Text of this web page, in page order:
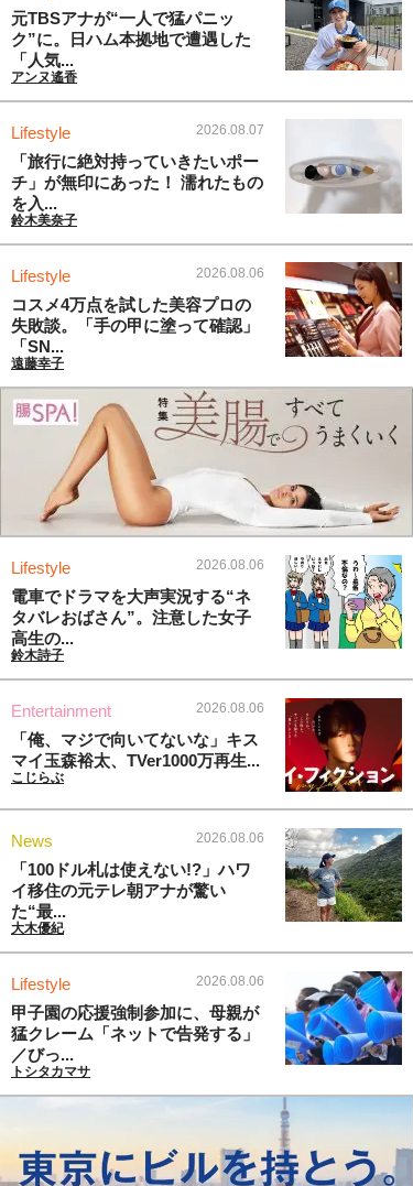
元TBSアナが“一人で猛パニッ
ク”に。日ハム本拠地で遭遇した
「人気...
アンヌ遙香
Lifestyle 2026.08.07
「旅行に絶対持っていきたいポー
チ」が無印にあった！ 濡れたもの
を入...
鈴木美奈子
Lifestyle 2026.08.06
コスメ4万点を試した美容プロの
失敗談。「手の甲に塗って確認」
「SN...
遠藤幸子
Lifestyle 2026.08.06
電車でドラマを大声実況する“ネ
タバレおばさん”。注意した女子
高生の...
鈴木詩子
Entertainment 2026.08.06
「俺、マジで向いてないな」キス
マイ玉森裕太、TVer1000万再生...
こじらぶ
News 2026.08.06
「100ドル札は使えない!?」ハワ
イ移住の元テレ朝アナが驚い
た“最...
大木優紀
Lifestyle 2026.08.06
甲子園の応援強制参加に、母親が
猛クレーム「ネットで告発する」
／びっ...
トシタカマサ